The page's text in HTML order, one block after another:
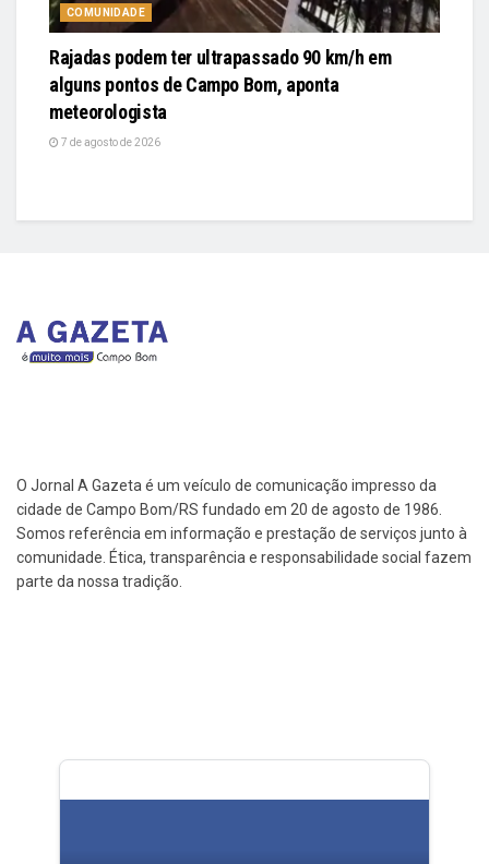
COMUNIDADE
Rajadas podem ter ultrapassado 90 km/h em
alguns pontos de Campo Bom, aponta
meteorologista
7 de agosto de 2026
O Jornal A Gazeta é um veículo de comunicação impresso da
cidade de Campo Bom/RS fundado em 20 de agosto de 1986.
Somos referência em informação e prestação de serviços junto à
comunidade. Ética, transparência e responsabilidade social fazem
parte da nossa tradição.